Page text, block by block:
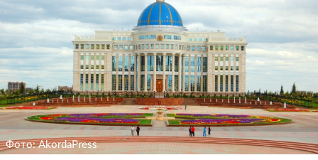
Фото: AkordaPress